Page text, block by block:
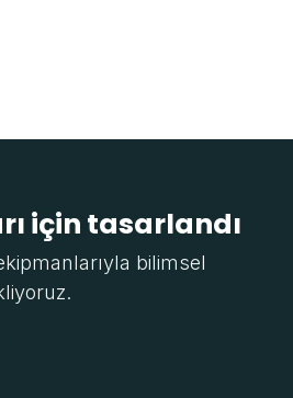
için tasarlandı
bilimsel